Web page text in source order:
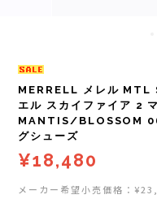
ストックポール
その他
PUREPALA(ピュアパラ)
SAMURAICHARGE Pro
SAMURAI GEL(サムライジ
DYNAFIT(ディナフィット)
ELDORESO(エルドレッソ)
extremities (エクストリミ
MERRELL メレル MTL
エル スカイファイア 2
MANTIS/BLOSSOM
グシューズ
¥18,480
メーカー希望小売価格：